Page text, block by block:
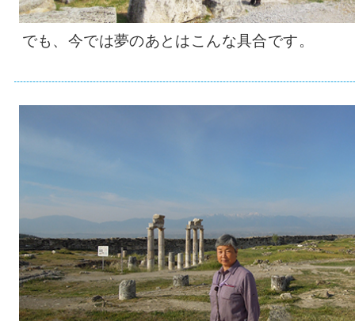
でも、今では夢のあとはこんな具合です。